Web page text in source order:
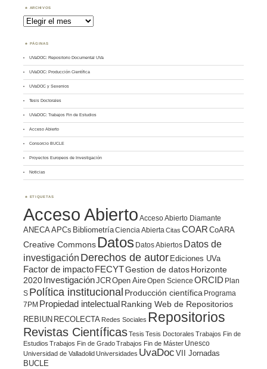
ARCHIVOS
Archivos
PÁGINAS
UVaDOC: Repositorio Documental UVa
UVaDOC: Producción Científica
UVaDOC y Sexenios
Tesis Doctorales
UVaDOC: Trabajos Fin de Estudios
Acceso Abierto
Consorcio BUCLE
Proyectos Europeos de Investigación
Noticias
ETIQUETAS
Acceso Abierto Acceso Abierto Diamante
ANECAAPCs BibliometríaCiencia Abierta Citas COAR CoARA
Creative Commons Datos Datos Abiertos Datos de
investigación Derechos de autor Ediciones UVa
Factor de impacto FECYTGestion de datosHorizonte
2020 InvestigaciónJCROpen AireOpen Science ORCID Plan
S Política institucional Producción científica Programa
7PM Propiedad intelectualRanking Web de Repositorios
REBIUN RECOLECTA Redes Sociales Repositorios
Revistas CientíficasTesis Tesis Doctorales Trabajos Fin de
Estudios Trabajos Fin de GradoTrabajos Fin de Máster Unesco
Universidad de Valladolid Universidades UvaDoc VII Jornadas
BUCLE